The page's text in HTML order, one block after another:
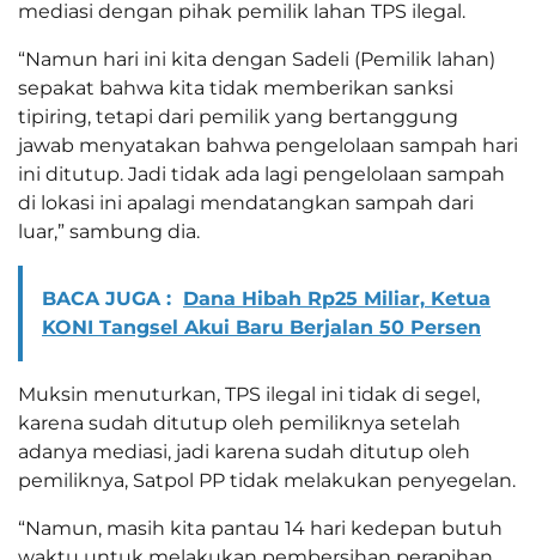
mediasi dengan pihak pemilik lahan TPS ilegal.
“Namun hari ini kita dengan Sadeli (Pemilik lahan)
sepakat bahwa kita tidak memberikan sanksi
tipiring, tetapi dari pemilik yang bertanggung
jawab menyatakan bahwa pengelolaan sampah hari
ini ditutup. Jadi tidak ada lagi pengelolaan sampah
di lokasi ini apalagi mendatangkan sampah dari
luar,” sambung dia.
BACA JUGA : Dana Hibah Rp25 Miliar, Ketua
KONI Tangsel Akui Baru Berjalan 50 Persen
Muksin menuturkan, TPS ilegal ini tidak di segel,
karena sudah ditutup oleh pemiliknya setelah
adanya mediasi, jadi karena sudah ditutup oleh
pemiliknya, Satpol PP tidak melakukan penyegelan.
“Namun, masih kita pantau 14 hari kedepan butuh